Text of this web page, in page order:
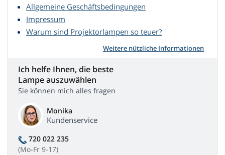
Allgemeine Geschäftsbedingungen
Impressum
Warum sind Projektorlampen so teuer?
Weitere nützliche Informationen
Ich helfe Ihnen, die beste
Lampe auszuwählen
Sie können mich alles fragen
Monika
Kundenservice
720 022 235
(Mo-Fr 9-17)